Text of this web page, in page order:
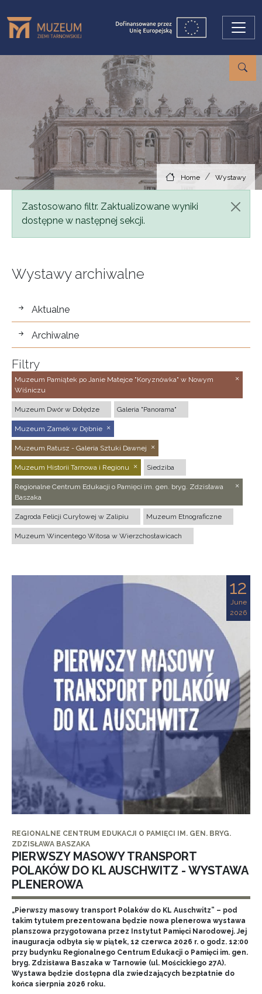
Home Wystawy
Status message
Zastosowano filtr. Zaktualizowane wyniki
dostępne w następnej sekcji.
Wystawy archiwalne
wystawy
Aktualne
Archiwalne
Filtry
Muzeum Pamiątek po Janie Matejce "Koryznówka" w Nowym
Wiśniczu
Muzeum Dwór w Dołędze Galeria "Panorama"
Muzeum Zamek w Dębnie
Muzeum Ratusz - Galeria Sztuki Dawnej
Muzeum Historii Tarnowa i Regionu Siedziba
Regionalne Centrum Edukacji o Pamięci im. gen. bryg. Zdzisława
Baszaka
Zagroda Felicji Curyłowej w Zalipiu Muzeum Etnograficzne
Muzeum Wincentego Witosa w Wierzchosławicach
12
June
2026
REGIONALNE CENTRUM EDUKACJI O PAMIĘCI IM. GEN. BRYG.
ZDZISŁAWA BASZAKA
PIERWSZY MASOWY TRANSPORT
POLAKÓW DO KL AUSCHWITZ - WYSTAWA
PLENEROWA
„Pierwszy masowy transport Polaków do KL Auschwitz” – pod
takim tytułem prezentowana będzie nowa plenerowa wystawa
planszowa przygotowana przez Instytut Pamięci Narodowej. Jej
inauguracja odbyła się w piątek, 12 czerwca 2026 r. o godz. 12:00
przy budynku Regionalnego Centrum Edukacji o Pamięci im. gen.
bryg. Zdzisława Baszaka w Tarnowie (ul. Mościckiego 27A).
Wystawa będzie dostępna dla zwiedzających bezpłatnie do
końca sierpnia 2026 roku.